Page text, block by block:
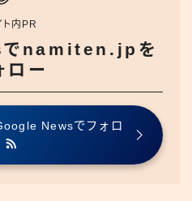
ト内PR
namiten.jpを
ロー
Newsでフォロ